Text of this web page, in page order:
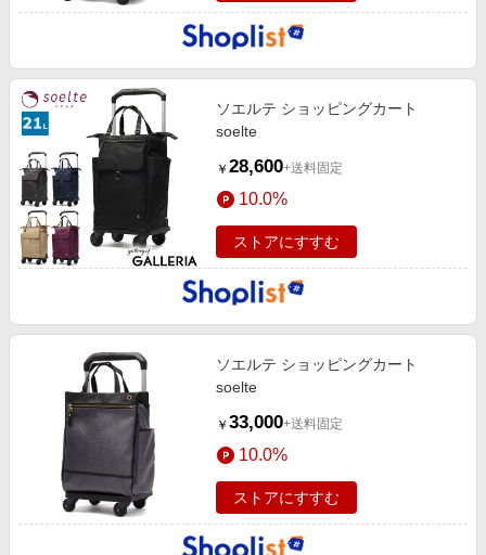
ソエルテ ショッピングカート
soelte
￥ 28,600+送料固定
10.0%
ストアにすすむ
ソエルテ ショッピングカート
soelte
￥ 33,000+送料固定
10.0%
ストアにすすむ